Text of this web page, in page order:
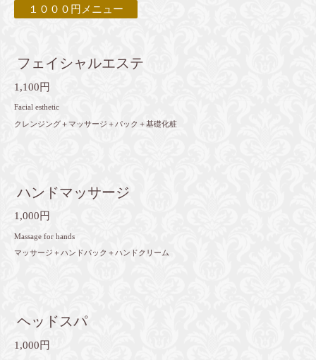
１０００円メニュー
フェイシャルエステ
1,100円
Facial esthetic
クレンジング＋マッサージ＋パック＋基礎化粧
ハンドマッサージ
1,000円
Massage for hands
マッサージ＋ハンドパック＋ハンドクリーム
ヘッドスパ
1,000円